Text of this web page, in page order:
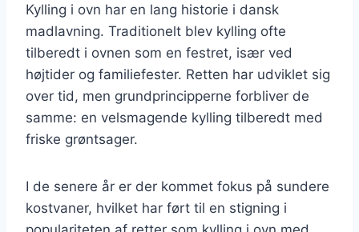
Kylling i ovn har en lang historie i dansk
madlavning. Traditionelt blev kylling ofte
tilberedt i ovnen som en festret, især ved
højtider og familiefester. Retten har udviklet sig
over tid, men grundprincipperne forbliver de
samme: en velsmagende kylling tilberedt med
friske grøntsager.
I de senere år er der kommet fokus på sundere
kostvaner, hvilket har ført til en stigning i